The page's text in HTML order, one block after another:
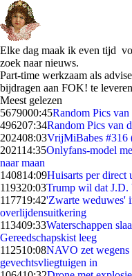
Elke dag maak ik even tijd
zoek naar nieuws.
Part-time werkzaam als
bijdragen aan FOK! te
Meest gelezen
5679000:45Random Pics
496207:34Random Pics van
202408:03VrijMiBabes #316
202114:35Onlyfans-model
naar maan
140814:09Huisarts per direct
119320:03Trump wil dat J.D.
117719:42'Zwarte weduwes'
overlijdensuitkering
113409:33Waterschappen
Gereedschapskist leeg
112510:08NAVO zet wegens
gevechtsvliegtuigen in